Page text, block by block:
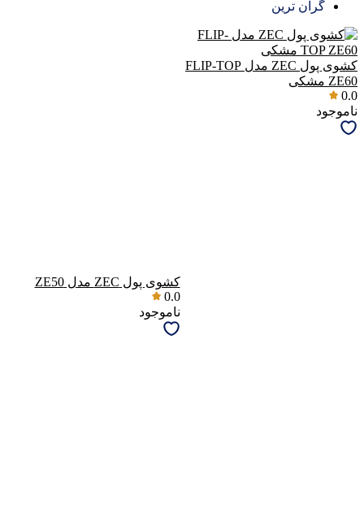
گران ترین
کشوی پول ZEC مدل FLIP-TOP
ZE60 مشکی
0.0
ناموجود
کشوی پول ZEC مدل ZE50
0.0
ناموجود